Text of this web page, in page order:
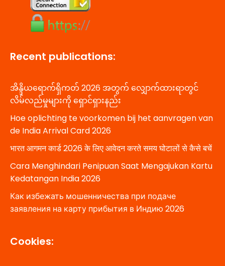
Recent publications:
အိန္ဒိယရောက်ရှိကတ် 2026 အတွက် လျှောက်ထားရာတွင်
လိမ်လည်မှုများကို ရှောင်ရှားနည်း
Hoe oplichting te voorkomen bij het aanvragen van
de India Arrival Card 2026
भारत आगमन कार्ड 2026 के लिए आवेदन करते समय घोटालों से कैसे बचें
Cara Menghindari Penipuan Saat Mengajukan Kartu
Kedatangan India 2026
Как избежать мошенничества при подаче
заявления на карту прибытия в Индию 2026
Cookies: